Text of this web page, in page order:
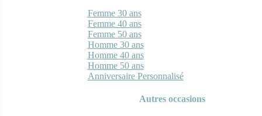
Femme 30 ans
Femme 40 ans
Femme 50 ans
Homme 30 ans
Homme 40 ans
Homme 50 ans
Anniversaire Personnalisé
Autres occasions